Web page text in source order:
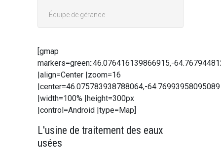
[gmap
markers=green::46.076416139866915,-
|align=Center |zoom=16
|center=46.075783938788064,-64.76993958095089
|width=100% |height=300px
|control=Android |type=Map]
L'usine de traitement des eaux
usées
Équipe de gérance